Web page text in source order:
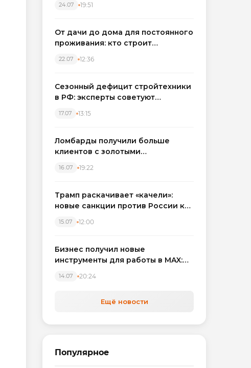
налоговых льгот для инвесторов
24.07 19:51
От дачи до дома для постоянного
проживания: кто строит
Западном регионе
22.07 12:36
Сезонный дефицит стройтехники
в РФ: эксперты советуют
17.07 13:15
Ломбарды получили больше
клиентов с золотыми
вырос на фоне подорожания
16.07 19:22
Трамп раскачивает «качели»:
новые санкции против России как
15.07 12:00
Бизнес получил новые
инструменты для работы в MAX:
автоматизируют обработку
14.07 20:24
Ещё новости
Популярное